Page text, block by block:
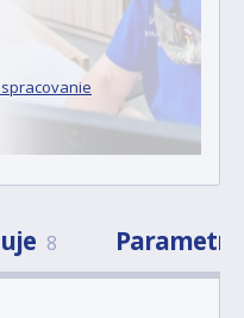
8 Parametre